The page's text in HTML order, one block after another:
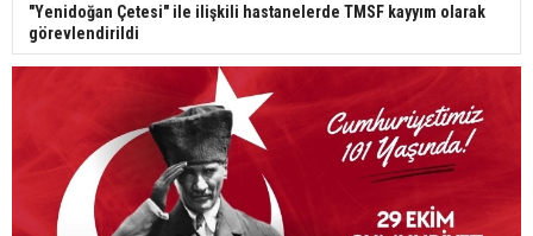
"Yenidoğan Çetesi" ile ilişkili hastanelerde TMSF kayyım olarak
görevlendirildi